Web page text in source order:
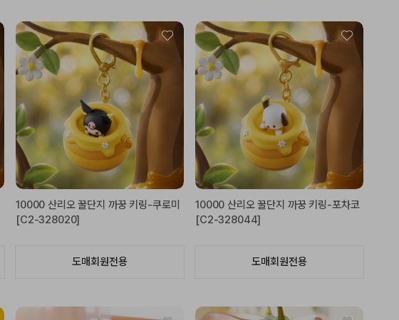
10000 산리오 꿀단지 까꿍 키링-쿠로미
[C2-328020]
도매회원전용
10000 산리오 꿀단지 까꿍 키링-포차코
[C2-328044]
도매회원전용